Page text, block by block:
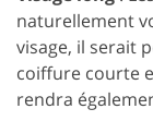
naturellement
visage, il serait
coiffure courte
rendra